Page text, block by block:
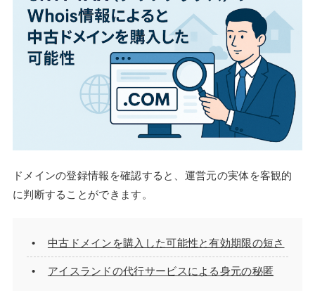
ドメインの登録情報を確認すると、運営元の実体を客観的
に判断することができます。
中古ドメインを購入した可能性と有効期限の短さ
アイスランドの代行サービスによる身元の秘匿